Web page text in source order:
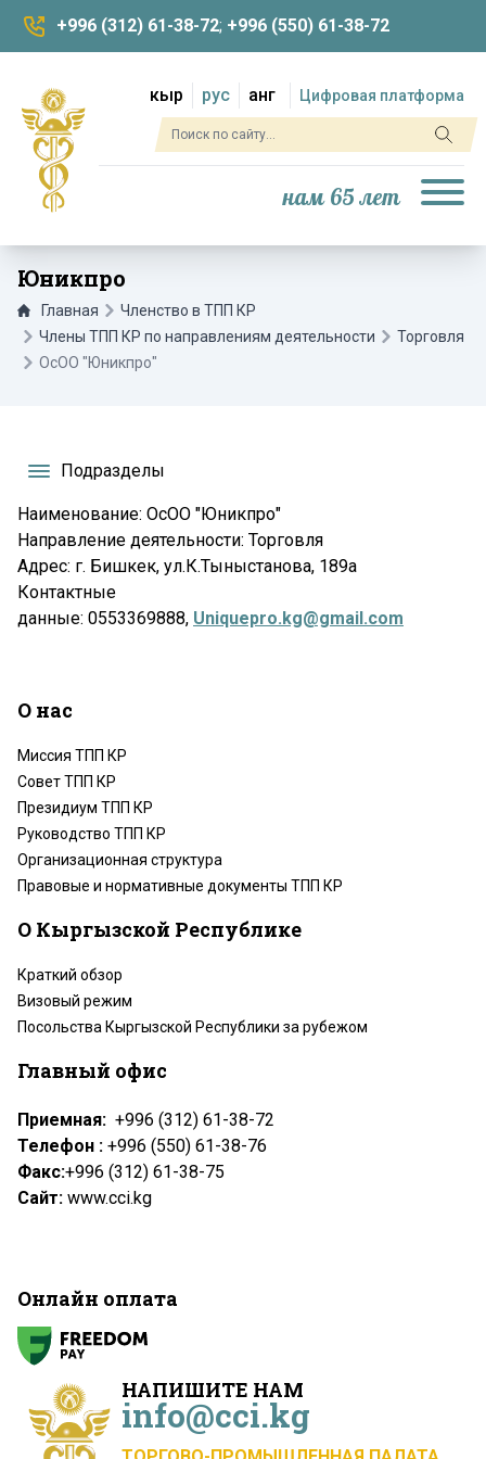
+996 (312) 61-38-72; +996 (550) 61-38-72
кыр рус анг Цифровая платформа
нам 65 лет
Юникпро
Главная
Членство в ТПП КР
Члены ТПП КР по направлениям деятельности
Торговля
ОсОО "Юникпро"
Подразделы
Наименование: ОсОО "Юникпро"
Направление деятельности: Торговля
Адрес: г. Бишкек, ул.К.Тыныстанова, 189а
Контактные
данные: 0553369888, Uniquepro.kg@gmail.com
НАПИШИТЕ НАМ
info@cci.kg
О нас
Миссия ТПП КР
Совет ТПП КР
Президиум ТПП КР
Руководство ТПП КР
Организационная структура
Правовые и нормативные документы ТПП КР
О Кыргызской Республике
Краткий обзор
Визовый режим
Посольства Кыргызской Республики за рубежом
Главный офис
Приемная: +996 (312) 61-38-72
Телефон : +996 (550) 61-38-76
Факс:+996 (312) 61-38-75
Сайт: www.cci.kg
Онлайн оплата